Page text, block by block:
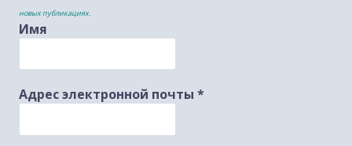
новых публикациях.
Имя
Адрес электронной почты *